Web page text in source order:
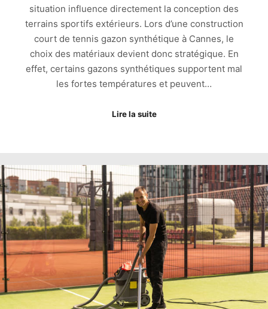
situation influence directement la conception des
terrains sportifs extérieurs. Lors d’une construction
court de tennis gazon synthétique à Cannes, le
choix des matériaux devient donc stratégique. En
effet, certains gazons synthétiques supportent mal
les fortes températures et peuvent…
Lire la suite